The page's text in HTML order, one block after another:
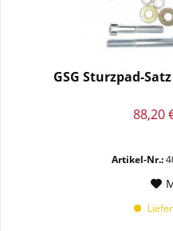
GSG Sturzpad-
88,20
Artikel-Nr.: